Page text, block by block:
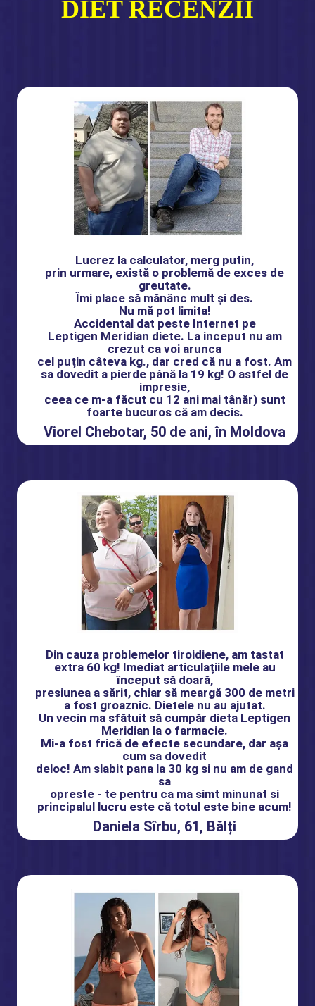
DIET RECENZII
Lucrez la calculator, merg putin,
prin urmare, există o problemă de exces de
greutate.
Îmi place să mănânc mult și des.
Nu mă pot limita!
Accidental dat peste Internet pe
Leptigen Meridian diete. La inceput nu am
crezut ca voi arunca
cel puțin câteva kg., dar cred că nu a fost. Am
sa dovedit a pierde până la 19 kg! O astfel de
impresie,
ceea ce m-a făcut cu 12 ani mai tânăr) sunt
foarte bucuros că am decis.
Viorel Chebotar, 50 de ani, în Moldova
Din cauza problemelor tiroidiene, am tastat
extra 60 kg! Imediat articulațiile mele au
început să doară,
presiunea a sărit, chiar să meargă 300 de metri
a fost groaznic. Dietele nu au ajutat.
Un vecin ma sfătuit să cumpăr dieta Leptigen
Meridian la o farmacie.
Mi-a fost frică de efecte secundare, dar așa
cum sa dovedit
deloc! Am slabit pana la 30 kg si nu am de gand
sa
opreste - te pentru ca ma simt minunat si
principalul lucru este că totul este bine acum!
Daniela Sîrbu, 61, Bălți